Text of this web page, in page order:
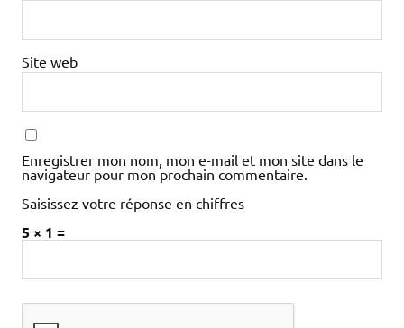
Site web
Enregistrer mon nom, mon e-mail et mon site dans le
navigateur pour mon prochain commentaire.
Saisissez votre réponse en chiffres
5 × 1 =